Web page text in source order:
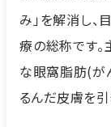
み」を解消し
療の総称です
な眼窩脂肪(が
るんだ皮膚を